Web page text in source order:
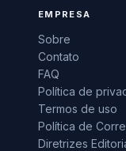
EMPRESA
Sobre
Contato
FAQ
Política de
Termos de uso
Política de
Diretrizes